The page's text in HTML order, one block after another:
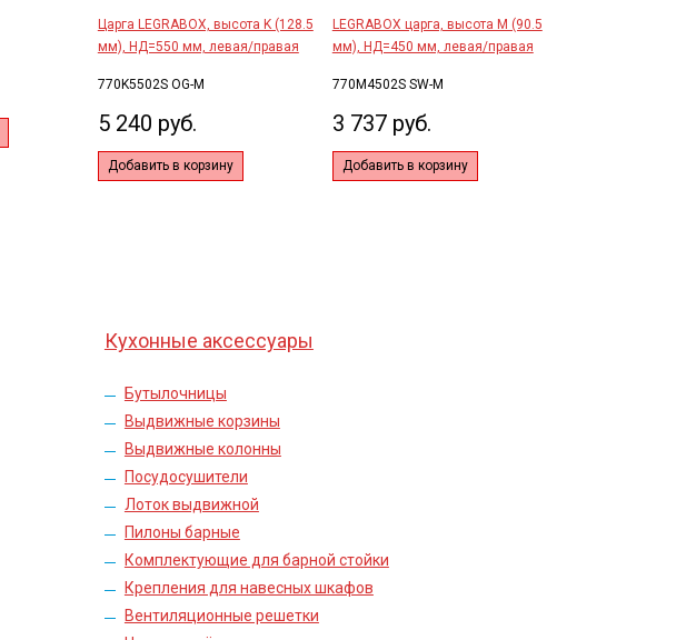
Царга LEGRABOX, высота K (128.5
мм), НД=550 мм, левая/правая
770K5502S OG-M
5 240 руб.
Добавить в корзину
LEGRABOX царга, высота M (90.5
мм), НД=450 мм, левая/правая
770M4502S SW-M
3 737 руб.
Добавить в корзину
Кухонные аксессуары
Бутылочницы
Выдвижные корзины
Выдвижные колонны
Посудосушители
Лоток выдвижной
Пилоны барные
Комплектующие для барной стойки
Крепления для навесных шкафов
Вентиляционные решетки